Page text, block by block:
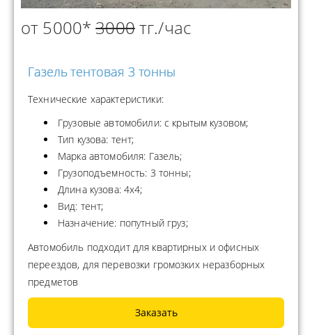
от 5000*3000тг./час
Газель тентовая 3 тонны
Технические характеристики:
Грузовые автомобили: с крытым кузовом;
Тип кузова: тент;
Марка автомобиля: Газель;
Грузоподъемность: 3 тонны;
Длина кузова: 4x4;
Вид: тент;
Назначение: попутный груз;
Автомобиль подходит для квартирных и офисных
переездов, для перевозки громозких неразборных
предметов
Заказать